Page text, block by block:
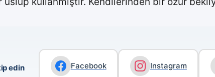
edin Facebook Instagram